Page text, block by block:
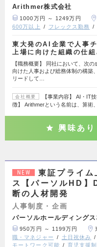
Arithmer株式会社
1000万円 ～ 1249万円
600万以上
フレックス勤務
東大発のAI企業で人事チ
上場に向けた組織の仕
【職務概要】 同社において、次
向けた人事および総務体制の構築
リードして…
会社概要
【事業内容】 AI・IT
徴】 Arithmerという名前は、算術
興味あり
NEW
東証プライム
ス【パーソルHD
断の人材開発
人事制度・企画
パーソルホールディング
950万円 ～ 1199万円
職・マネジャー
土日祝休み
モートワーク可能
育児支援